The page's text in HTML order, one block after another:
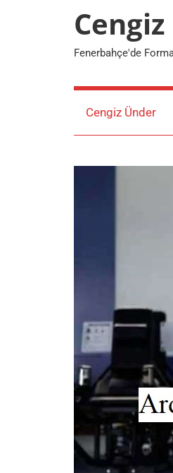
Fenerbahçe'de
Cengiz Ünder